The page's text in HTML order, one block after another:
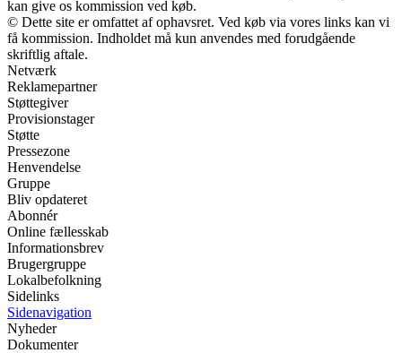
kan give os kommission ved køb.
© Dette site er omfattet af ophavsret. Ved køb via vores links kan vi
få kommission. Indholdet må kun anvendes med forudgående
skriftlig aftale.
Netværk
Reklamepartner
Støttegiver
Provisionstager
Støtte
Pressezone
Henvendelse
Gruppe
Bliv opdateret
Abonnér
Online fællesskab
Informationsbrev
Brugergruppe
Lokalbefolkning
Sidelinks
Sidenavigation
Nyheder
Dokumenter